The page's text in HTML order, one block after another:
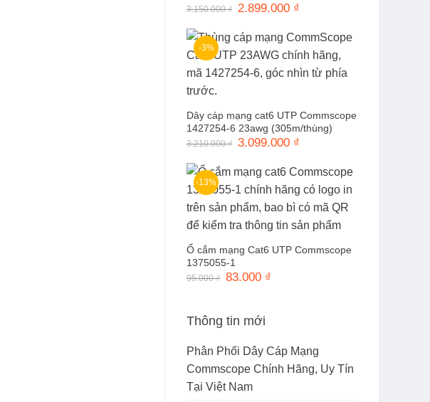
3.150.000₫
Giá
3.150.000 ₫.
2.899.000 ₫
là:
2.899.000 ₫.
-3%
Dây cáp mạng cat6 UTP Commscope
1427254-6 23awg (305m/thùng)
3.210.000₫
Giá
3.210.000 ₫.
3.099.000 ₫
là:
3.099.000 ₫.
-13%
Ổ cắm mạng Cat6 UTP Commscope
1375055-1
95.000₫ Giá
83.000 ₫
Thông tin mới
Phân Phối Dây Cáp Mạng
Commscope Chính Hãng, Uy Tín
Tại Việt Nam